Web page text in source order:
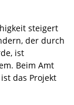
steigert
der durch
ist
Beim Amt
das Projekt